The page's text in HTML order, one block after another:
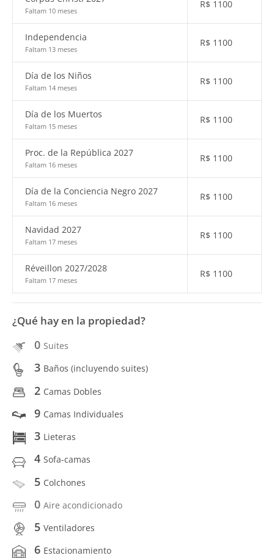
Faltam 10 meses
R$ 1100
Independencia
Faltam 13 meses
R$ 1100
Día de los Niños
Faltam 14 meses
R$ 1100
Día de los Muertos
Faltam 15 meses
R$ 1100
Proc. de la República 2027
Faltam 16 meses
R$ 1100
Día de la Conciencia Negro 2027
Faltam 16 meses
R$ 1100
Navidad 2027
Faltam 17 meses
R$ 1100
Réveillon 2027/2028
Faltam 17 meses
R$ 1100
¿Qué hay en la propiedad?
0 Suites
3 Baños (incluyendo suites)
2 Camas Dobles
9 Camas Individuales
3 Lieteras
4 Sofa-camas
5 Colchones
0 Aire acondicionado
5 Ventiladores
6 Estacionamiento